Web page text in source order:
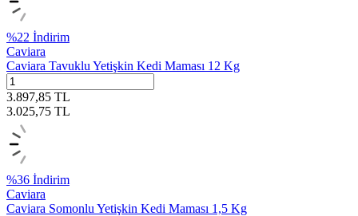
%22 İndirim
Caviara
Caviara Tavuklu Yetişkin Kedi Maması 12 Kg
3.897,85 TL
3.025,75 TL
%36 İndirim
Caviara
Caviara Somonlu Yetişkin Kedi Maması 1,5 Kg